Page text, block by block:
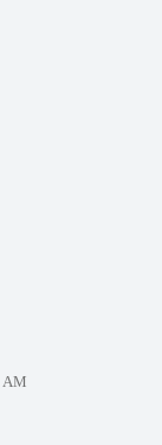
AM